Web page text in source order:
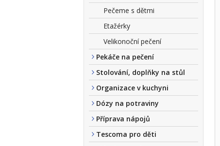
Pečeme s dětmi
Etažérky
Velikonoční pečení
Pekáče na pečení
Stolování, doplňky na stůl
Organizace v kuchyni
Dózy na potraviny
Příprava nápojů
Tescoma pro děti